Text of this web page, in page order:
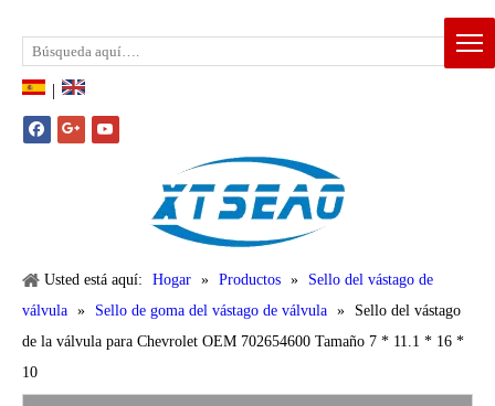
|
Usted está aquí: Hogar » Productos »
Sello del vástago de
válvula » Sello de goma del vástago de válvula »
Sello del vástago
de la válvula para Chevrolet OEM 702654600 Tamaño 7 * 11.1 * 16 *
10